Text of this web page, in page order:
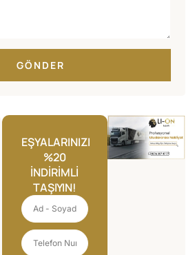
GÖNDER
EŞYALARINIZI
%20
İNDIRIMLI
TAŞIYIN!